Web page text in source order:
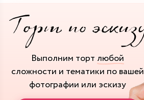
Выполним торт любой
сложности и тематики по вашей
фотографии или эскизу